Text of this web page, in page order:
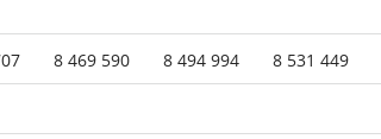
8 469 590 8 494 994 8 531 449